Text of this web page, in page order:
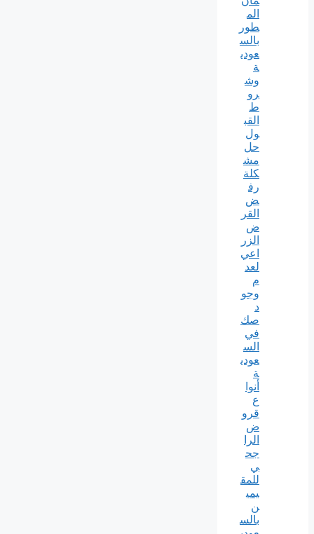
الم
طور
بالس
عودي
ة
وش
رو
ط
القب
ول
حل
مش
كلة
رف
ض
القر
ض
الزر
اعي
لعد
م
وجو
د
صك
في
الس
عودي
ة
أنوا
ع
قرو
ض
الرا
جح
ي
للمق
يمي
ن
بالس